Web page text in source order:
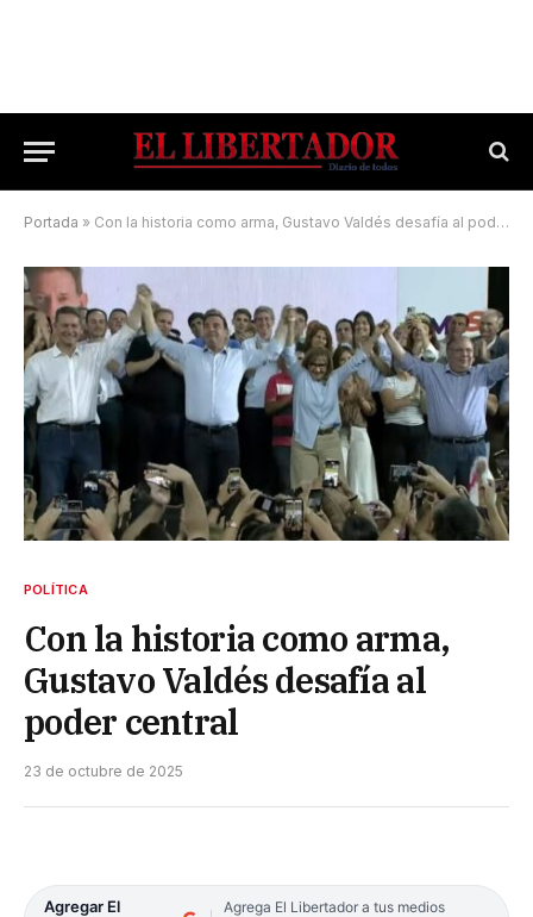
Portada » Con la historia como arma, Gustavo Valdés desafía al poder central
POLÍTICA
Con la historia como arma,
Gustavo Valdés desafía al
poder central
23 de octubre de 2025
Agregar El
Agrega El Libertador a tus medios